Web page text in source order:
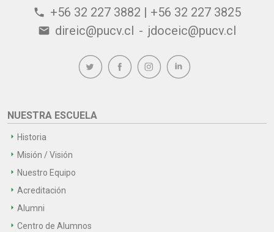
phone +56 32 227 3882 | +56 32 227 3825
email direic@pucv.cl - jdoceic@pucv.cl
NUESTRA ESCUELA
Historia
Misión / Visión
Nuestro Equipo
Acreditación
Alumni
Centro de Alumnos